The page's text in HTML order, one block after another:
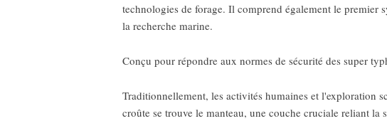
technologies de forage. Il comprend également le premier
la recherche marine.
Conçu pour répondre aux normes de sécurité des super
Traditionnellement, les activités humaines et l'exploration
croûte se trouve le manteau, une couche cruciale reliant